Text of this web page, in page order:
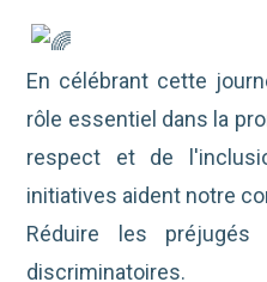
En célébrant cette
rôle essentiel dans la
respect et de
initiatives aident notre
Réduire les
discriminatoires.